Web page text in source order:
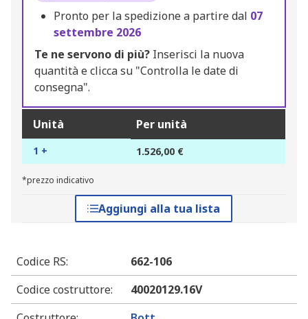
Pronto per la spedizione a partire dal 07
settembre 2026
Te ne servono di più? Inserisci la nuova
quantità e clicca su "Controlla le date di
consegna".
Unità Per unità
1 + 1.526,00 €
*prezzo indicativo
Aggiungi alla tua lista
Codice RS:
662-106
Codice costruttore:
40020129.16V